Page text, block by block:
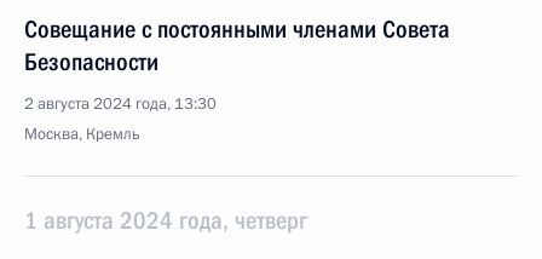
Совещание с постоянными членами Совета
Безопасности
2 августа 2024 года, 13:30
Москва, Кремль
1 августа 2024 года, четверг